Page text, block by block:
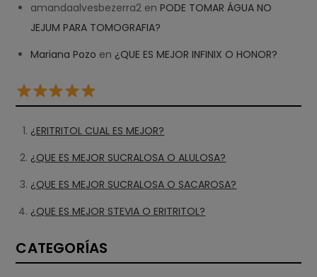
amandaalvesbezerra2 enPODE TOMAR ÁGUA NO
JEJUM PARA TOMOGRAFIA?
Mariana Pozo en ¿QUE ES MEJOR INFINIX O HONOR?
¿ERITRITOL CUAL ES MEJOR?
¿QUE ES MEJOR SUCRALOSA O ALULOSA?
¿QUE ES MEJOR SUCRALOSA O SACAROSA?
¿QUE ES MEJOR STEVIA O ERITRITOL?
CATEGORÍAS